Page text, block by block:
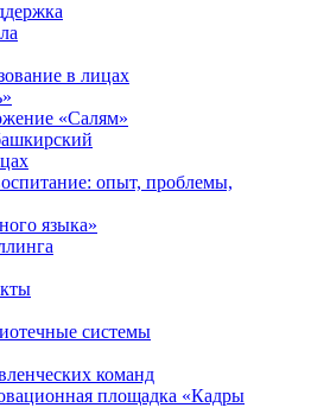
в лицах
«Салям»
опыт, проблемы,
языка»
системы
команд
площадка «Кадры